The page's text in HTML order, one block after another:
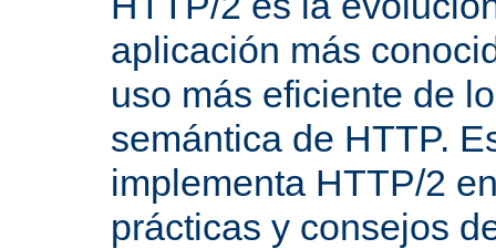
aplicación más
uso más eficiente de
semántica de HTTP.
implementa HTTP/2
prácticas y consejos